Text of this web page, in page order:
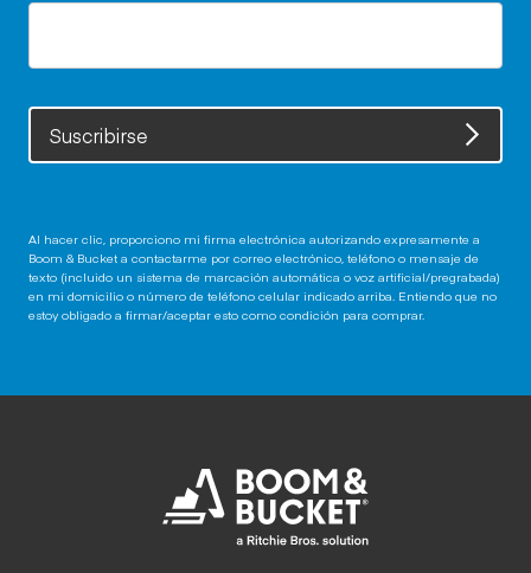
Suscribirse
Al hacer clic, proporciono mi firma electrónica autorizando expresamente a
Boom & Bucket a contactarme por correo electrónico, teléfono o mensaje de
texto (incluido un sistema de marcación automática o voz artificial/pregrabada)
en mi domicilio o número de teléfono celular indicado arriba. Entiendo que no
estoy obligado a firmar/aceptar esto como condición para comprar.